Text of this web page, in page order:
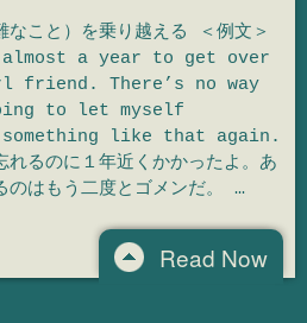
なこと）を乗り越える ＜例文＞
a year to get over
friend. There’s no way
to let myself
something like that again.
れるのに１年近くかかったよ。あ
のはもう二度とゴメンだ。 …
Read Now